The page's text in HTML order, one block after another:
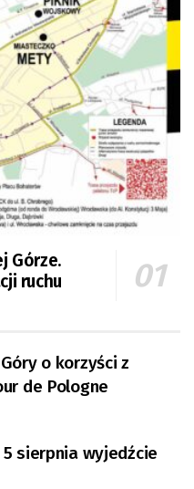
Górze.
ruchu
o korzyści z
de Pologne
sierpnia wyjedźcie